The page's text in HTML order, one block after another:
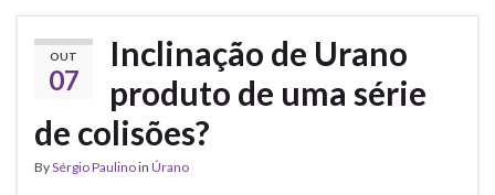
OUT
07
Inclinação de Urano
produto de uma série
de colisões?
BySérgio Paulinoin Úrano